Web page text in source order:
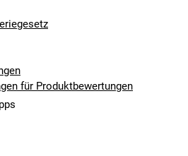
für Produktbewertungen